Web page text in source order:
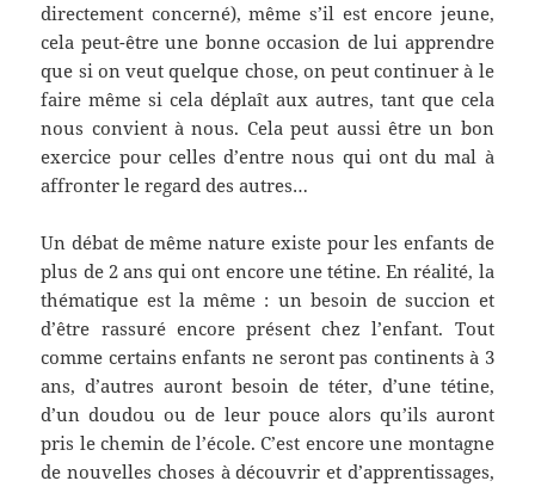
directement concerné), même s’il est encore jeune,
cela peut-être une bonne occasion de lui apprendre
que si on veut quelque chose, on peut continuer à le
faire même si cela déplaît aux autres, tant que cela
nous convient à nous. Cela peut aussi être un bon
exercice pour celles d’entre nous qui ont du mal à
affronter le regard des autres…
Un débat de même nature existe pour les enfants de
plus de 2 ans qui ont encore une tétine. En réalité, la
thématique est la même : un besoin de succion et
d’être rassuré encore présent chez l’enfant. Tout
comme certains enfants ne seront pas continents à 3
ans, d’autres auront besoin de téter, d’une tétine,
d’un doudou ou de leur pouce alors qu’ils auront
pris le chemin de l’école. C’est encore une montagne
de nouvelles choses à découvrir et d’apprentissages,